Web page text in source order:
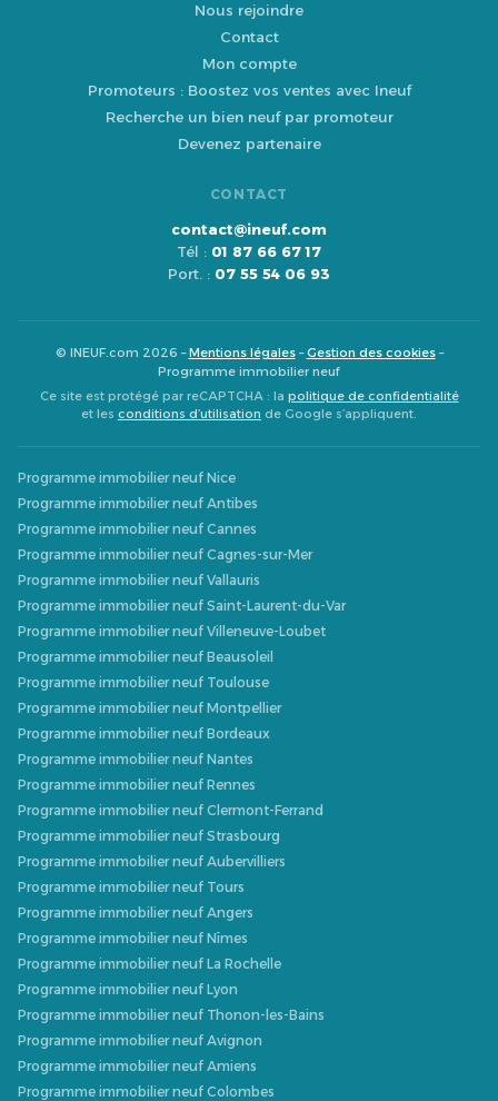
Nous rejoindre
Contact
Mon compte
Promoteurs : Boostez vos ventes avec Ineuf
Recherche un bien neuf par promoteur
Devenez partenaire
CONTACT
contact@ineuf.com
Tél : 01 87 66 67 17
Port. : 07 55 54 06 93
© INEUF.com 2026 –Mentions légales–Gestion des cookies–
Programme immobilier neuf
Ce site est protégé par reCAPTCHA : la politique de confidentialité
et les conditions d’utilisation de Google s’appliquent.
Programme immobilier neuf Nice
Programme immobilier neuf Antibes
Programme immobilier neuf Cannes
Programme immobilier neuf Cagnes-sur-Mer
Programme immobilier neuf Vallauris
Programme immobilier neuf Saint-Laurent-du-Var
Programme immobilier neuf Villeneuve-Loubet
Programme immobilier neuf Beausoleil
Programme immobilier neuf Toulouse
Programme immobilier neuf Montpellier
Programme immobilier neuf Bordeaux
Programme immobilier neuf Nantes
Programme immobilier neuf Rennes
Programme immobilier neuf Clermont-Ferrand
Programme immobilier neuf Strasbourg
Programme immobilier neuf Aubervilliers
Programme immobilier neuf Tours
Programme immobilier neuf Angers
Programme immobilier neuf Nîmes
Programme immobilier neuf La Rochelle
Programme immobilier neuf Lyon
Programme immobilier neuf Thonon-les-Bains
Programme immobilier neuf Avignon
Programme immobilier neuf Amiens
Programme immobilier neuf Colombes